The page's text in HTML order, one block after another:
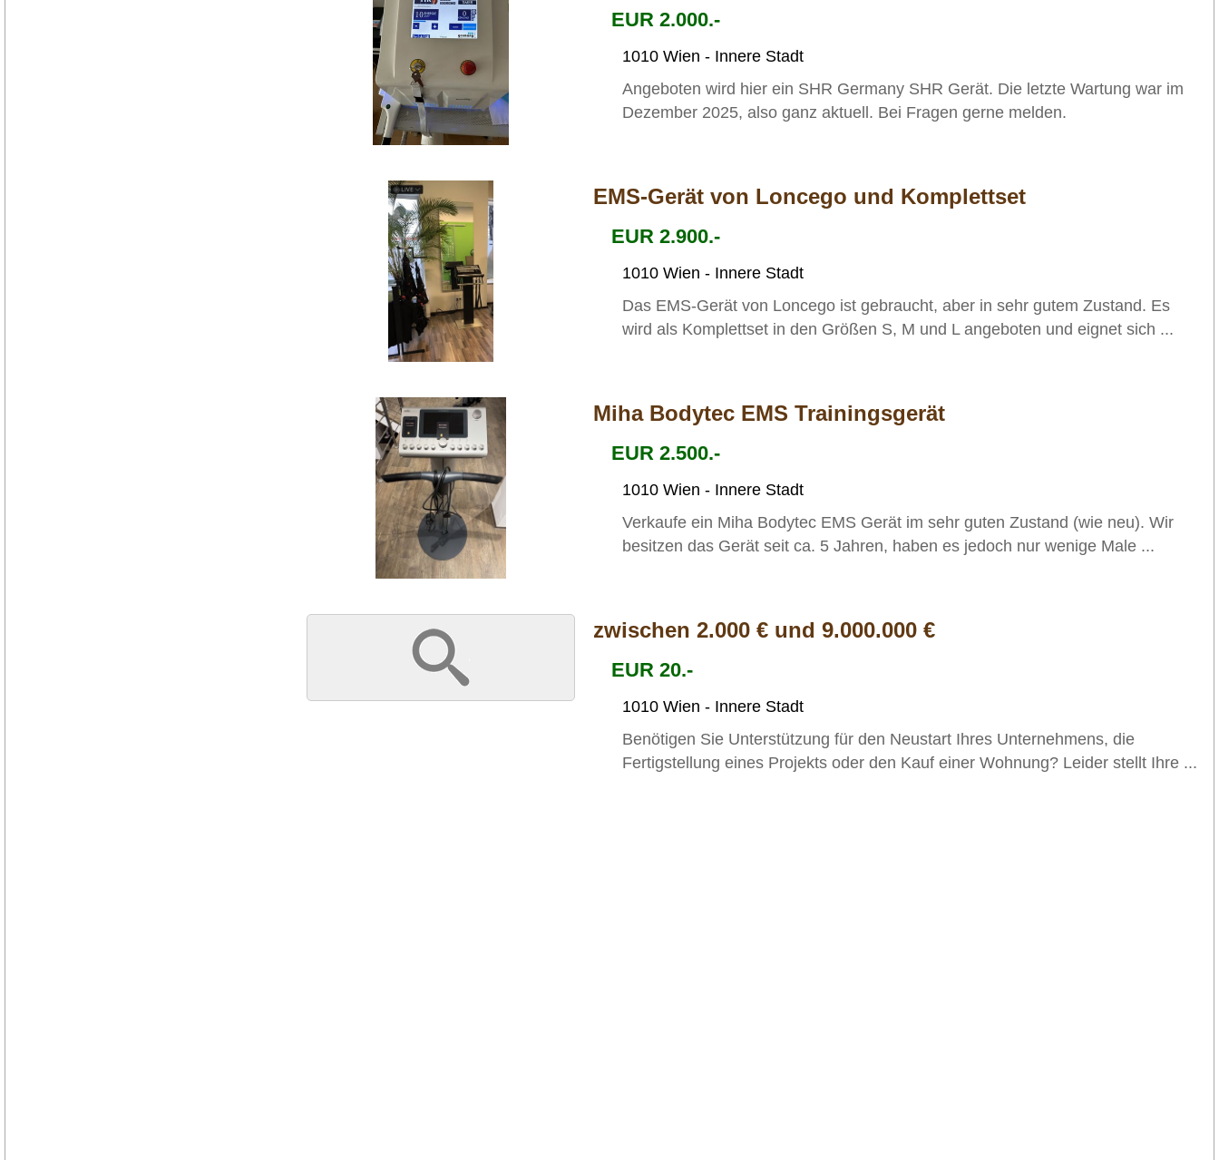
EUR 2.000.-
1010 Wien - Innere Stadt
Angeboten wird hier ein SHR Germany SHR Gerät. Die letzte Wartung war im
Dezember 2025, also ganz aktuell. Bei Fragen gerne melden.
EMS-Gerät von Loncego und Komplettset
EUR 2.900.-
1010 Wien - Innere Stadt
Das EMS-Gerät von Loncego ist gebraucht, aber in sehr gutem Zustand. Es
wird als Komplettset in den Größen S, M und L angeboten und eignet sich ...
Miha Bodytec EMS Trainingsgerät
EUR 2.500.-
1010 Wien - Innere Stadt
Verkaufe ein Miha Bodytec EMS Gerät im sehr guten Zustand (wie neu). Wir
besitzen das Gerät seit ca. 5 Jahren, haben es jedoch nur wenige Male ...
zwischen 2.000 € und 9.000.000 €
EUR 20.-
1010 Wien - Innere Stadt
Benötigen Sie Unterstützung für den Neustart Ihres Unternehmens, die
Fertigstellung eines Projekts oder den Kauf einer Wohnung? Leider stellt Ihre ...